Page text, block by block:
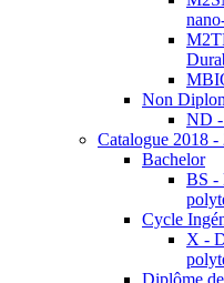
Non
ND
Catalogue 2018 -
Bachelor
BS -
Cycle
X -
Diplôme